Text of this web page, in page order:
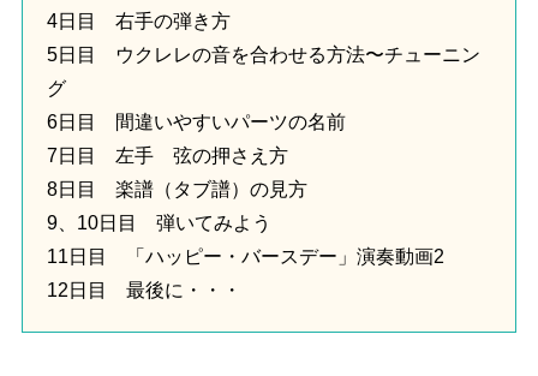
4日目 右手の弾き方
5日目 ウクレレの音を合わせる方法〜チューニン
グ
6日目 間違いやすいパーツの名前
7日目 左手 弦の押さえ方
8日目 楽譜（タブ譜）の見方
9、10日目 弾いてみよう
11日目 「ハッピー・バースデー」演奏動画2
12日目 最後に・・・